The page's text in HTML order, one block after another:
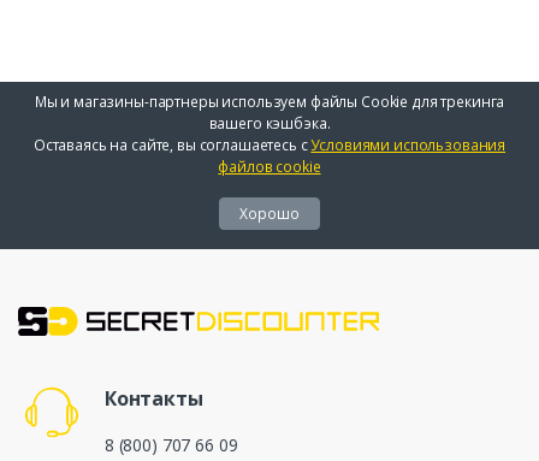
Мы и магазины-партнеры используем файлы Cookie для трекинга
вашего кэшбэка.
Оставаясь на сайте, вы соглашаетесь сУсловиями использования
файлов cookie
Хорошо
Контакты
8 (800) 707 66 09